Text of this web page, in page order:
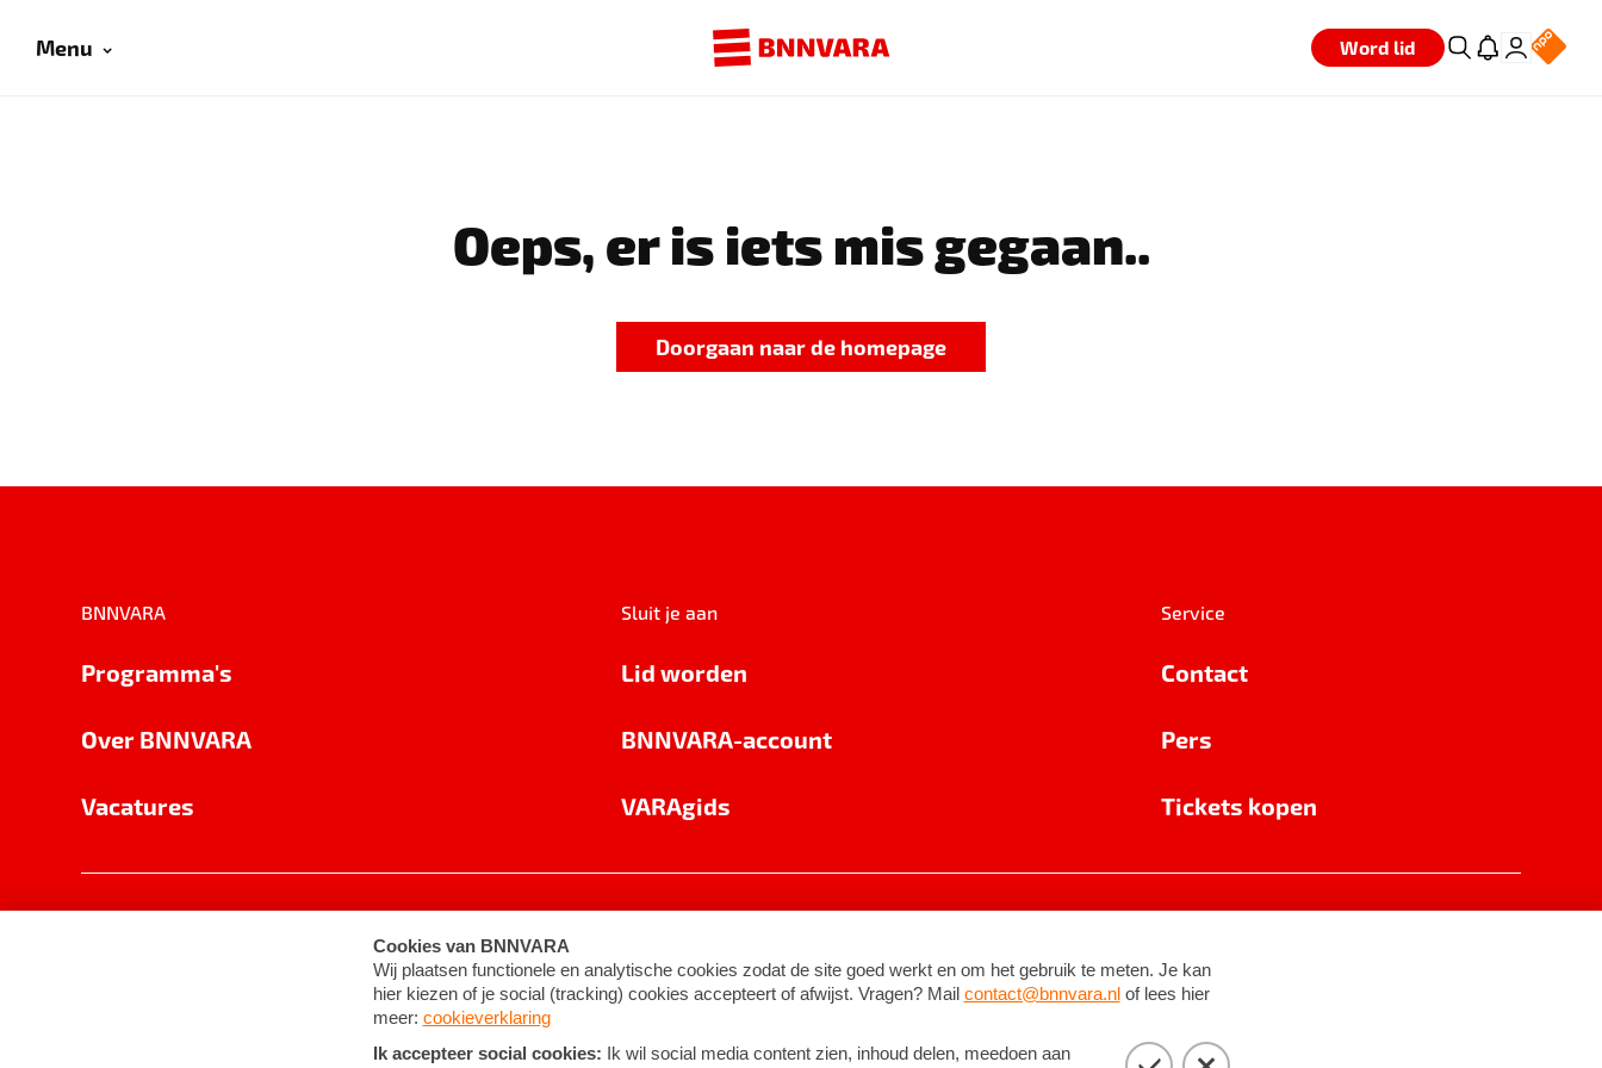
Menu Word lid
Oeps, er is iets mis gegaan..
Doorgaan naar de homepage
BNNVARA
Programma's
Over BNNVARA
Vacatures
Sluit je aan
Lid worden
BNNVARA-account
VARAgids
Service
Contact
Pers
Tickets kopen
Cookie-instellingen Algemene voorwaarden ©2026BNNVARA